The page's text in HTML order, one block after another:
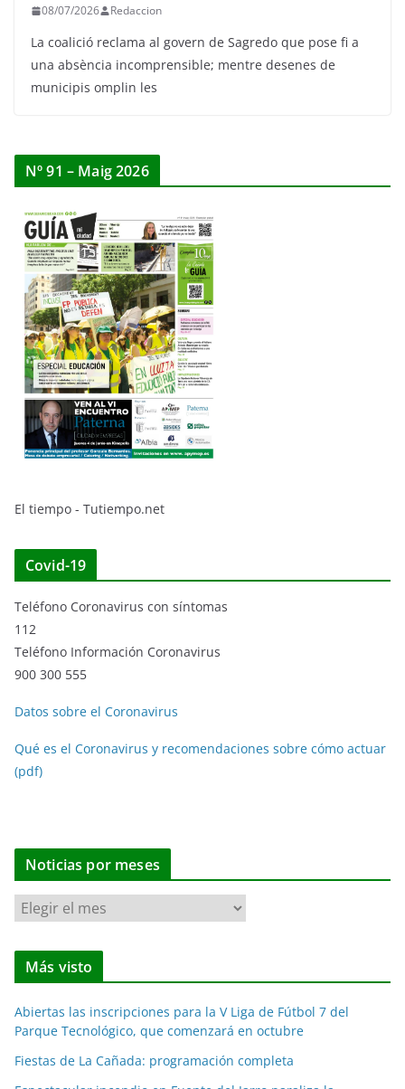
08/07/2026 Redaccion
La coalició reclama al govern de Sagredo que pose fi a
una absència incomprensible; mentre desenes de
municipis omplin les
Nº 91 – Maig 2026
El tiempo - Tutiempo.net
Covid-19
Teléfono Coronavirus con síntomas
112
Teléfono Información Coronavirus
900 300 555
Datos sobre el Coronavirus
Qué es el Coronavirus y recomendaciones sobre cómo actuar
(pdf)
Noticias por meses
N
o
t
i
a
s
Más visto
Abiertas las inscripciones para la V Liga de Fútbol 7 del
Parque Tecnológico, que comenzará en octubre
Fiestas de La Cañada: programación completa